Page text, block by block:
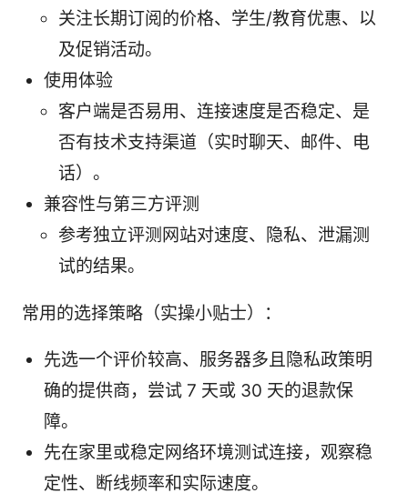
关注长期订阅的价格、学生/教育优惠、以
及促销活动。
使用体验
客户端是否易用、连接速度是否稳定、是
否有技术支持渠道（实时聊天、邮件、电
话）。
兼容性与第三方评测
参考独立评测网站对速度、隐私、泄漏测
试的结果。
常用的选择策略（实操小贴士）：
先选一个评价较高、服务器多且隐私政策明
确的提供商，尝试 7 天或 30 天的退款保
障。
先在家里或稳定网络环境测试连接，观察稳
定性、断线频率和实际速度。